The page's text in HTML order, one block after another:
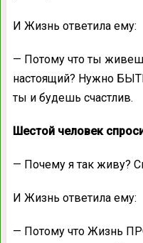
И Жизнь ответила ему:
— Потому что ты
настоящий? Нужно
ты и будешь счастлив.
Шестой человек
— Почему я так живу?
И Жизнь ответила ему:
— Потому что Жизнь